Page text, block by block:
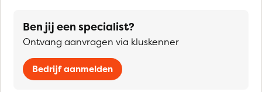
Ben jij een specialist?
Ontvang aanvragen via kluskenner
Bedrijf aanmelden